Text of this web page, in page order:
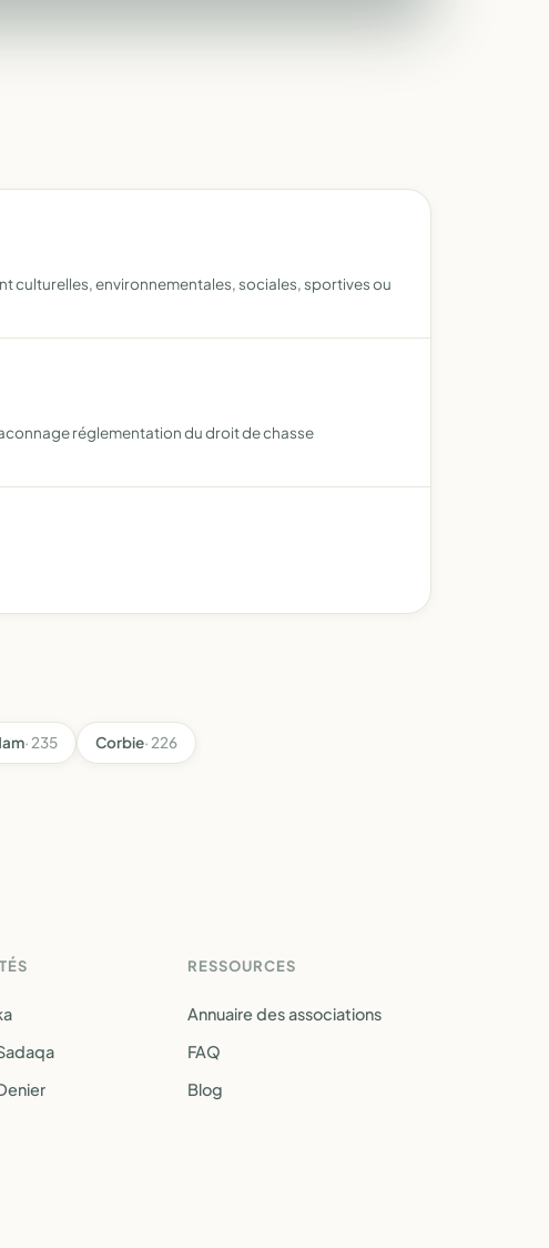
culturelles, environnementales, sociales, sportives ou
réglementation du droit de chasse
· 235 Corbie· 226
RESSOURCES
Annuaire des associations
FAQ
Blog